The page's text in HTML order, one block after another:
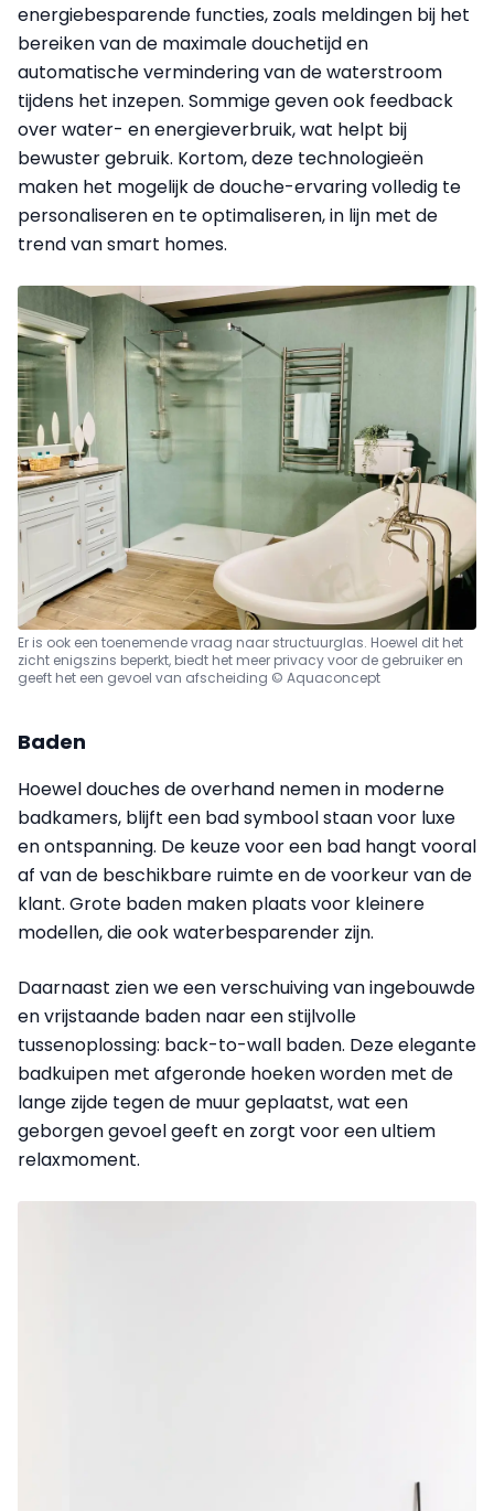
energiebesparende functies, zoals meldingen bij het
bereiken van de maximale douchetijd en
automatische vermindering van de waterstroom
tijdens het inzepen. Sommige geven ook feedback
over water- en energieverbruik, wat helpt bij
bewuster gebruik. Kortom, deze technologieën
maken het mogelijk de douche-ervaring volledig te
personaliseren en te optimaliseren, in lijn met de
trend van smart homes.
Er is ook een toenemende vraag naar structuurglas. Hoewel dit het
zicht enigszins beperkt, biedt het meer privacy voor de gebruiker en
geeft het een gevoel van afscheiding © Aquaconcept
Baden
Hoewel douches de overhand nemen in moderne
badkamers, blijft een bad symbool staan voor luxe
en ontspanning. De keuze voor een bad hangt vooral
af van de beschikbare ruimte en de voorkeur van de
klant. Grote baden maken plaats voor kleinere
modellen, die ook waterbesparender zijn.
Daarnaast zien we een verschuiving van ingebouwde
en vrijstaande baden naar een stijlvolle
tussenoplossing: back-to-wall baden. Deze elegante
badkuipen met afgeronde hoeken worden met de
lange zijde tegen de muur geplaatst, wat een
geborgen gevoel geeft en zorgt voor een ultiem
relaxmoment.